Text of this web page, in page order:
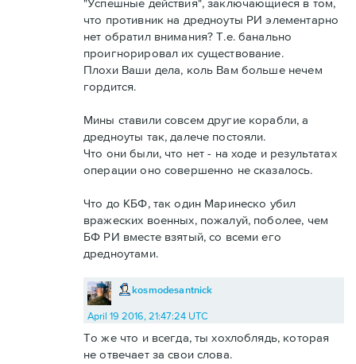
"Успешные действия", заключающиеся в том,
что противник на дредноуты РИ элементарно
нет обратил внимания? Т.е. банально
проигнорировал их существование.
Плохи Ваши дела, коль Вам больше нечем
гордится.
Мины ставили совсем другие корабли, а
дредноуты так, далече постояли.
Что они были, что нет - на ходе и результатах
операции оно совершенно не сказалось.
Что до КБФ, так один Маринеско убил
вражеских военных, пожалуй, поболее, чем
БФ РИ вместе взятый, со всеми его
дредноутами.
kosmodesantnick
April 19 2016, 21:47:24 UTC
То же что и всегда, ты хохлоблядь, которая
не отвечает за свои слова.